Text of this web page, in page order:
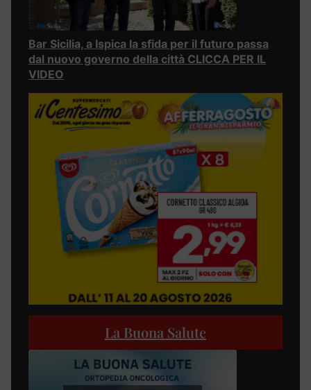
Bar Sicilia, a Ispica la sfida per il futuro passa
dal nuovo governo della città CLICCA PER IL
VIDEO
La Buona Salute